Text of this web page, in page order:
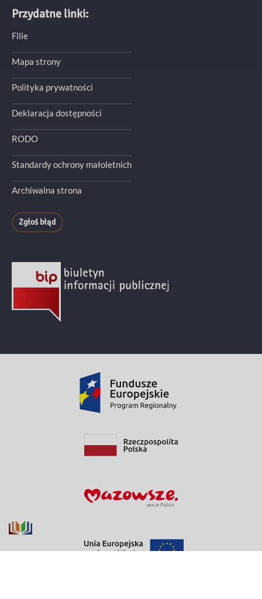
Przydatne linki:
Filie
Mapa strony
Polityka prywatności
Deklaracja dostępności
RODO
Standardy ochrony małoletnich
Archiwalna strona
Zgłoś błąd